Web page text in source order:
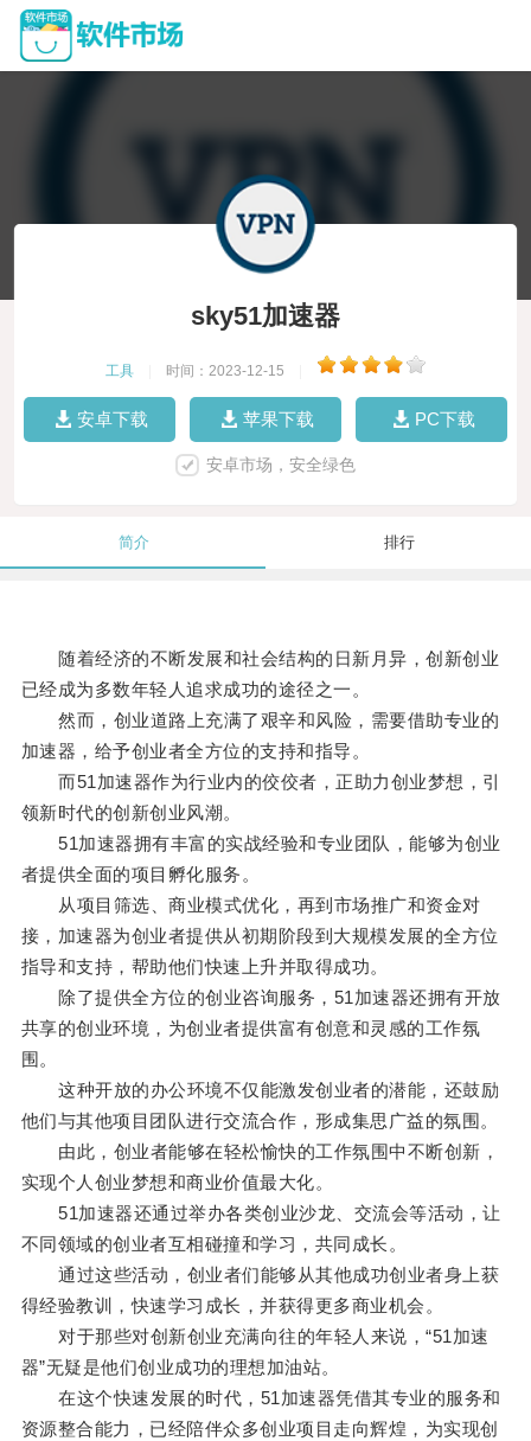
sky51加速器
工具 时间：2023-12-15
安卓下载 苹果下载 PC下载
安卓市场，安全绿色
简介 排行
随着经济的不断发展和社会结构的日新月异，创新创业
已经成为多数年轻人追求成功的途径之一。
然而，创业道路上充满了艰辛和风险，需要借助专业的
加速器，给予创业者全方位的支持和指导。
而51加速器作为行业内的佼佼者，正助力创业梦想，引
领新时代的创新创业风潮。
51加速器拥有丰富的实战经验和专业团队，能够为创业
者提供全面的项目孵化服务。
从项目筛选、商业模式优化，再到市场推广和资金对
接，加速器为创业者提供从初期阶段到大规模发展的全方位
指导和支持，帮助他们快速上升并取得成功。
除了提供全方位的创业咨询服务，51加速器还拥有开放
共享的创业环境，为创业者提供富有创意和灵感的工作氛
围。
这种开放的办公环境不仅能激发创业者的潜能，还鼓励
他们与其他项目团队进行交流合作，形成集思广益的氛围。
由此，创业者能够在轻松愉快的工作氛围中不断创新，
实现个人创业梦想和商业价值最大化。
51加速器还通过举办各类创业沙龙、交流会等活动，让
不同领域的创业者互相碰撞和学习，共同成长。
通过这些活动，创业者们能够从其他成功创业者身上获
得经验教训，快速学习成长，并获得更多商业机会。
对于那些对创新创业充满向往的年轻人来说，“51加速
器”无疑是他们创业成功的理想加油站。
在这个快速发展的时代，51加速器凭借其专业的服务和
资源整合能力，已经陪伴众多创业项目走向辉煌，为实现创